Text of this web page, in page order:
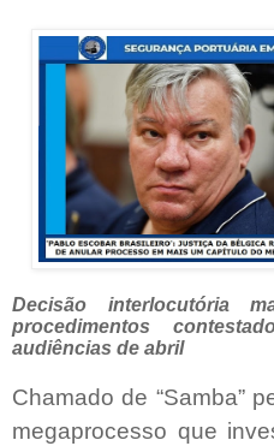
Decisão interlocutória
procedimentos
audiências de abril
Chamado de “Samba”
megaprocesso que